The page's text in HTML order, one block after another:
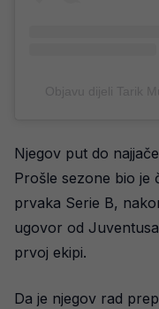
Njegov put do
Prošle sezone bio je
prvaka Serie B,
ugovor od
prvoj ekipi.
Da je njegov rad